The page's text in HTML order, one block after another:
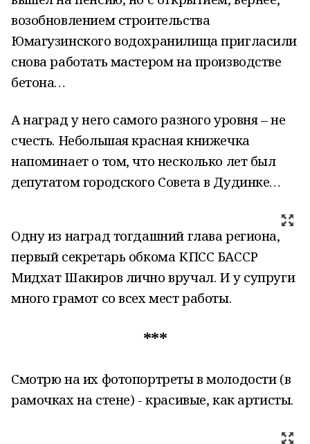
возобновлением строительства
Юмагузинского водохранилища пригласили
снова работать мастером на производстве
бетона…
А наград у него самого разного уровня – не
счесть. Небольшая красная книжечка
напоминает о том, что несколько лет был
депутатом городского Совета в Дудинке…
Одну из наград тогдашний глава региона,
первый секретарь обкома КПСС БАССР
Мидхат Шакиров лично вручал. И у супруги
много грамот со всех мест работы.
***
Смотрю на их фотопортреты в молодости (в
рамочках на стене) - красивые, как артисты.